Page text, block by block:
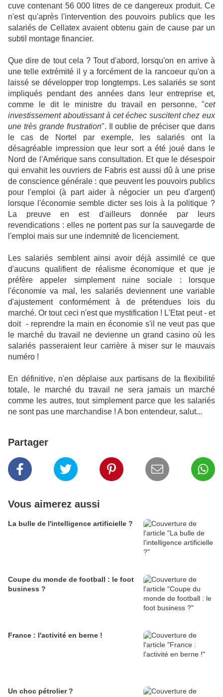
cuve contenant 56 000 litres de ce dangereux produit. Ce
n'est qu'après l'intervention des pouvoirs publics que les
salariés de Cellatex avaient obtenu gain de cause par un
subtil montage financier.
Que dire de tout cela ? Tout d'abord, lorsqu'on en arrive à
une telle extrémité il y a forcément de la rancoeur qu'on a
laissé se développer trop longtemps. Les salariés se sont
impliqués pendant des années dans leur entreprise et,
comme le dit le ministre du travail en personne, "cet
investissement aboutissant à cet échec suscitent chez eux
une très grande frustration". Il oublie de préciser que dans
le cas de Nortel par exemple, les salariés ont la
désagréable impression que leur sort a été joué dans le
Nord de l'Amérique sans consultation. Et que le désespoir
qui envahit les ouvriers de Fabris est aussi dû à une prise
de conscience générale : que peuvent les pouvoirs publics
pour l'emploi (à part aider à négocier un peu d'argent)
lorsque l'économie semble dicter ses lois à la politique ?
La preuve en est d'ailleurs donnée par leurs
revendications : elles ne portent pas sur la sauvegarde de
l'emploi mais sur une indemnité de licenciement.
Les salariés semblent ainsi avoir déjà assimilé ce que
d'aucuns qualifient de réalisme économique et que je
préfère appeler simplement ruine sociale : lorsque
l'économie va mal, les salariés deviennent une variable
d'ajustement conformément à de prétendues lois du
marché. Or tout ceci n'est que mystification ! L'Etat peut - et
doit - reprendre la main en économie s'il ne veut pas que
le marché du travail ne devienne un grand casino où les
salariés passeraient leur carrière à miser sur le mauvais
numéro !
En définitive, n'en déplaise aux partisans de la flexibilité
totale, le marché du travail ne sera jamais un marché
comme les autres, tout simplement parce que les salariés
ne sont pas une marchandise ! A bon entendeur, salut...
Partager
Vous aimerez aussi
La bulle de l'intelligence artificielle ?
Coupe du monde de football : le foot
business ?
France : l'activité en berne !
Un choc pétrolier ?